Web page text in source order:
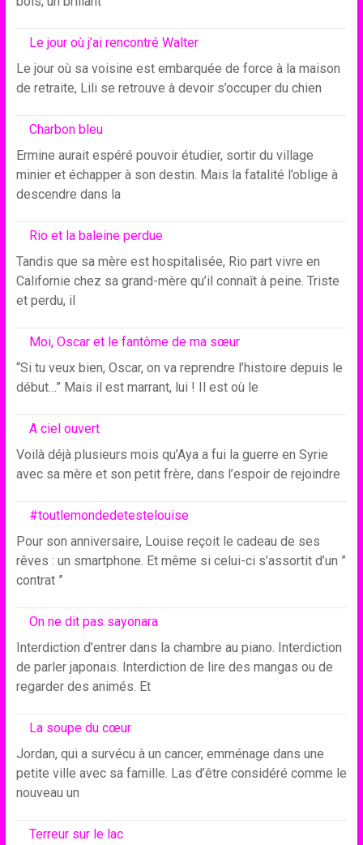
Le jour où j’ai rencontré Walter
Le jour où sa voisine est embarquée de force à la maison
de retraite, Lili se retrouve à devoir s’occuper du chien
Charbon bleu
Ermine aurait espéré pouvoir étudier, sortir du village
minier et échapper à son destin. Mais la fatalité l’oblige à
descendre dans la
Rio et la baleine perdue
Tandis que sa mère est hospitalisée, Rio part vivre en
Californie chez sa grand-mère qu’il connaît à peine. Triste
et perdu, il
Moi, Oscar et le fantôme de ma sœur
“Si tu veux bien, Oscar, on va reprendre l’histoire depuis le
début…” Mais il est marrant, lui ! Il est où le
A ciel ouvert
Voilà déjà plusieurs mois qu’Aya a fui la guerre en Syrie
avec sa mère et son petit frère, dans l’espoir de rejoindre
#toutlemondedetestelouise
Pour son anniversaire, Louise reçoit le cadeau de ses
rêves : un smartphone. Et même si celui-ci s’assortit d’un ”
contrat ”
On ne dit pas sayonara
Interdiction d’entrer dans la chambre au piano. Interdiction
de parler japonais. Interdiction de lire des mangas ou de
regarder des animés. Et
La soupe du cœur
Jordan, qui a survécu à un cancer, emménage dans une
petite ville avec sa famille. Las d’être considéré comme le
nouveau un
Terreur sur le lac